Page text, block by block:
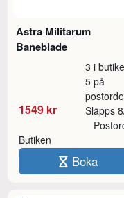
Astra Militarum
Baneblade
1549 kr
3 i
5 på
Släpps
Butiken
Boka